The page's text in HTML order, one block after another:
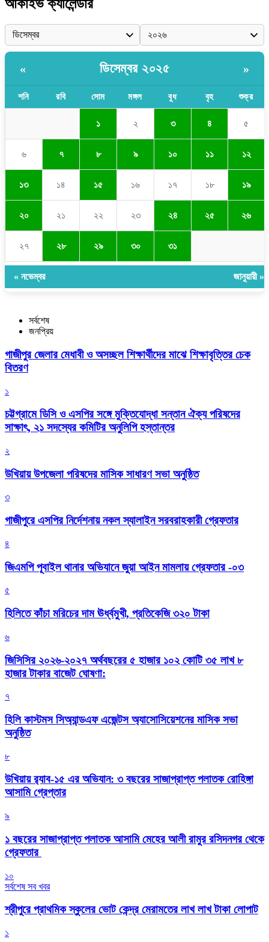
আর্কাইভ ক্যালেন্ডার
« ডিসেম্বর ২০২৫ »
শনি রবি সোম মঙ্গল বুধ বৃহ শুক্র
১ ২ ৩ ৪ ৫
৬ ৭ ৮ ৯ ১০ ১১ ১২
১৩ ১৪ ১৫ ১৬ ১৭ ১৮ ১৯
২০ ২১ ২২ ২৩ ২৪ ২৫ ২৬
২৭ ২৮ ২৯ ৩০ ৩১
« নভেম্বর জানুয়ারী »
সর্বশেষ
জনপ্রিয়
গাজীপুর জেলার মেধাবী ও অসচ্ছল শিক্ষার্থীদের মাঝে শিক্ষাবৃত্তির চেক
বিতরণ
১
চট্টগ্রামে ডিসি ও এসপির সঙ্গে মুক্তিযোদ্ধা সন্তান ঐক্য পরিষদের
সাক্ষাৎ, ২১ সদস্যের কমিটির অনুলিপি হস্তান্তর
২
উখিয়ায় উপজেলা পরিষদের মাসিক সাধারণ সভা অনুষ্ঠিত
৩
গাজীপুরে এসপির নির্দেশনায় নকল স্যালাইন সরবরাহকারী গ্রেফতার
৪
জিএমপি পূবাইল থানার অভিযানে জুয়া আইন মামলায় গ্রেফতার -০৩
৫
হিলিতে কাঁচা মরিচের দাম ঊর্ধ্বমুখী, প্রতিকেজি ৩২০ টাকা
৬
জিসিসির ২০২৬-২০২৭ অর্থবছরের ৫ হাজার ১০২ কোটি ৩৫ লাখ ৮
হাজার টাকার বাজেট ঘোষণা:
৭
হিলি কাস্টমস সিঅ্যান্ডএফ এজেন্টস অ্যাসোসিয়েশনের মাসিক সভা
অনুষ্ঠিত
৮
উখিয়ায় র‍্যাব-১৫ এর অভিযান: ৩ বছরের সাজাপ্রাপ্ত পলাতক রোহিঙ্গা
আসামি গ্রেপ্তার
৯
১ বছরের সাজাপ্রাপ্ত পলাতক আসামি মেহের আলী রামুর রসিদনগর থেকে
গ্রেফতার ‎
১০
সর্বশেষ সব খবর
শ্রীপুরে প্রাথমিক স্কুলের ভোট কেন্দ্র মেরামতের লাখ লাখ টাকা লোপাট
১